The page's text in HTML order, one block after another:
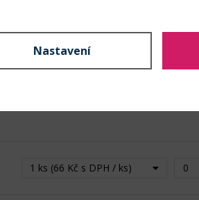
Nahlásit
1 ks (66 Kč s DPH / ks)
Nastavení